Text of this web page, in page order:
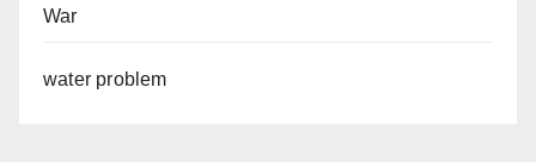
War
water problem